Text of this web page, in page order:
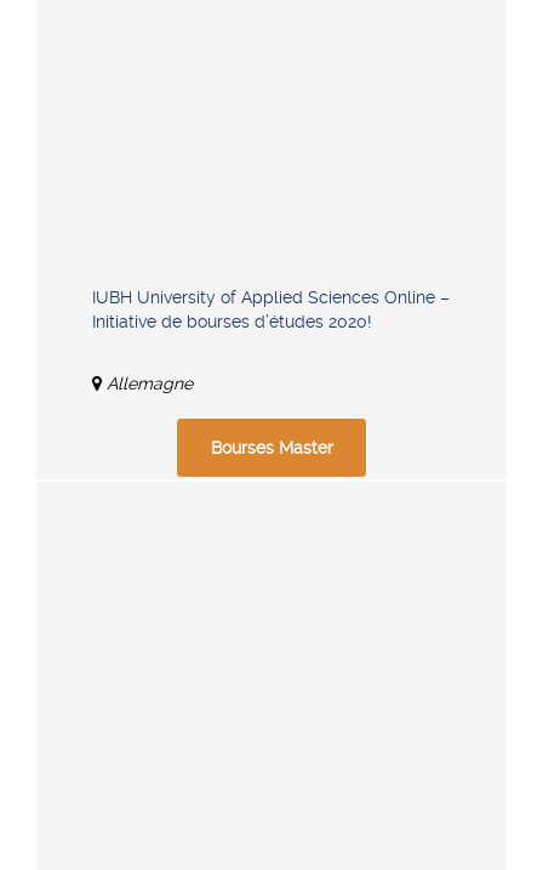
IUBH University of Applied Sciences Online –
Initiative de bourses d’études 2020!
Allemagne
Bourses Master